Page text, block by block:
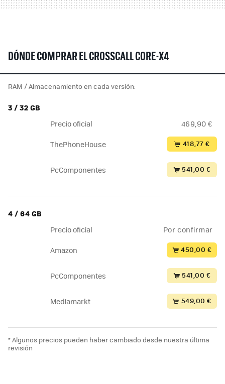
DÓNDE COMPRAR EL CROSSCALL CORE-X4
RAM / Almacenamiento en cada versión:
3 / 32 GB
Precio oficial 469,90 €
ThePhoneHouse 418,77 €
PcComponentes 541,00 €
4 / 64 GB
Precio oficial Por confirmar
Amazon 450,00 €
PcComponentes 541,00 €
Mediamarkt 549,00 €
* Algunos precios pueden haber cambiado desde nuestra última
revisión